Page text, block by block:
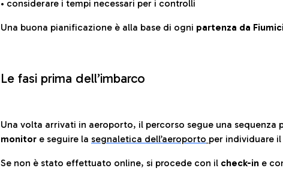
• considerare i tempi necessari per i controlli
Una buona pianificazione è alla base di ogni partenza da
Le fasi prima dell’imbarco
Una volta arrivati in aeroporto, il percorso segue una sequenza
monitor e seguire la segnaletica dell’aeroporto per individuare il
Se non è stato effettuato online, si procede con il check-in e